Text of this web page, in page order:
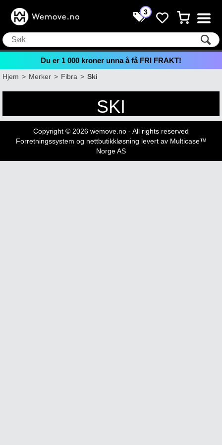
3
Du er 1 000 kroner unna å få FRI FRAKT!
Hjem>Merker>Fibra>Ski
SKI
Copyright © 2026 wemove.no - All rights reserved
Forretningssystem og nettbutikkløsning levert av Multicase™
Norge AS